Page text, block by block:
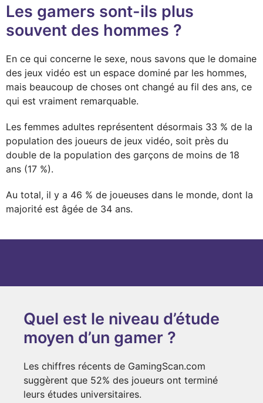
Les gamers sont-ils plus
souvent des hommes ?
En ce qui concerne le sexe, nous savons que le domaine
des jeux vidéo est un espace dominé par les hommes,
mais beaucoup de choses ont changé au fil des ans, ce
qui est vraiment remarquable.
Les femmes adultes représentent désormais 33 % de la
population des joueurs de jeux vidéo, soit près du
double de la population des garçons de moins de 18
ans (17 %).
Au total, il y a 46 % de joueuses dans le monde, dont la
majorité est âgée de 34 ans.
Quel est le niveau d’étude
moyen d’un gamer ?
Les chiffres récents de GamingScan.com
suggèrent que 52% des joueurs ont terminé
leurs études universitaires.